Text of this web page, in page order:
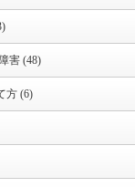
害 (48)
方 (6)